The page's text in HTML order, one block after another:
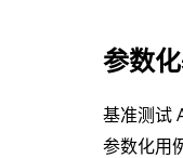
参数
基准测试
参数化用